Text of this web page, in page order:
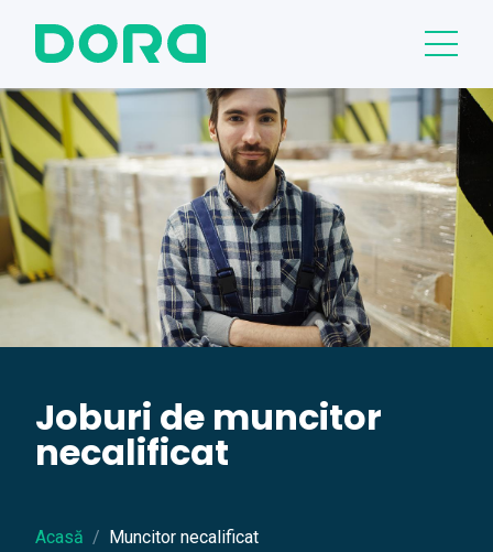
Joburi de muncitor
necalificat
Acasă Muncitor necalificat